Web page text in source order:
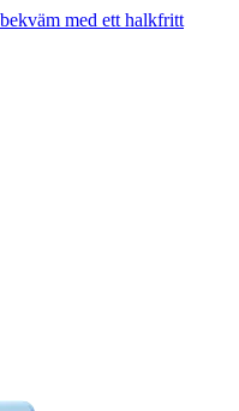
med ett halkfritt